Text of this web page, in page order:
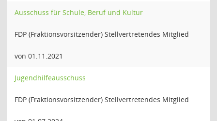
Ausschuss für Schule, Beruf und Kultur
FDP (Fraktionsvorsitzender) Stellvertretendes Mitglied
von 01.11.2021
Jugendhilfeausschuss
FDP (Fraktionsvorsitzender) Stellvertretendes Mitglied